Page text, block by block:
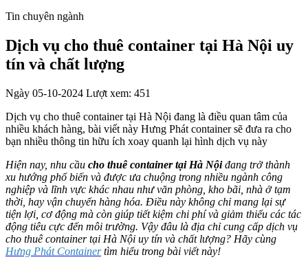
Tin chuyên ngành
Dịch vụ cho thuê container tại Hà Nội uy
tín và chất lượng
Ngày 05-10-2024 Lượt xem: 451
Dịch vụ cho thuê container tại Hà Nội đang là điều quan tâm của
nhiều khách hàng, bài viết này Hưng Phát container sẽ đưa ra cho
bạn nhiều thông tin hữu ích xoay quanh lại hình dịch vụ này
Hiện nay, nhu cầu cho thuê container tại Hà Nộiđang trở thành
xu hướng phổ biến và được ưa chuộng trong nhiều ngành công
nghiệp và lĩnh vực khác nhau như văn phòng, kho bãi, nhà ở tạm
thời, hay vận chuyển hàng hóa. Điều này không chỉ mang lại sự
tiện lợi, cơ động mà còn giúp tiết kiệm chi phí và giảm thiểu các tác
động tiêu cực đến môi trường. Vậy đâu là địa chỉ cung cấp dịch vụ
cho thuê container tại Hà Nội uy tín và chất lượng? Hãy cùng
Hưng Phát Containertìm hiểu trong bài viết này!